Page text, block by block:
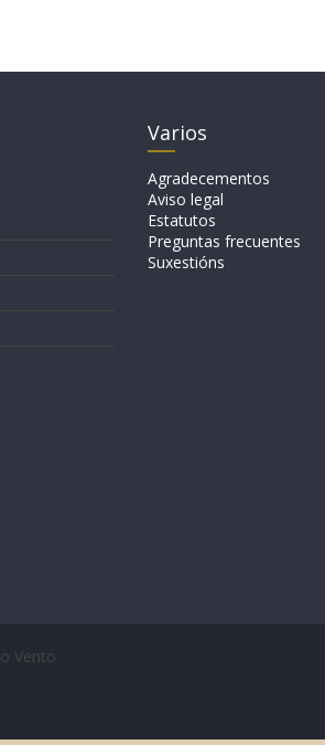
Varios
Agradecementos
Aviso legal
Estatutos
Preguntas frecuentes
Suxestións